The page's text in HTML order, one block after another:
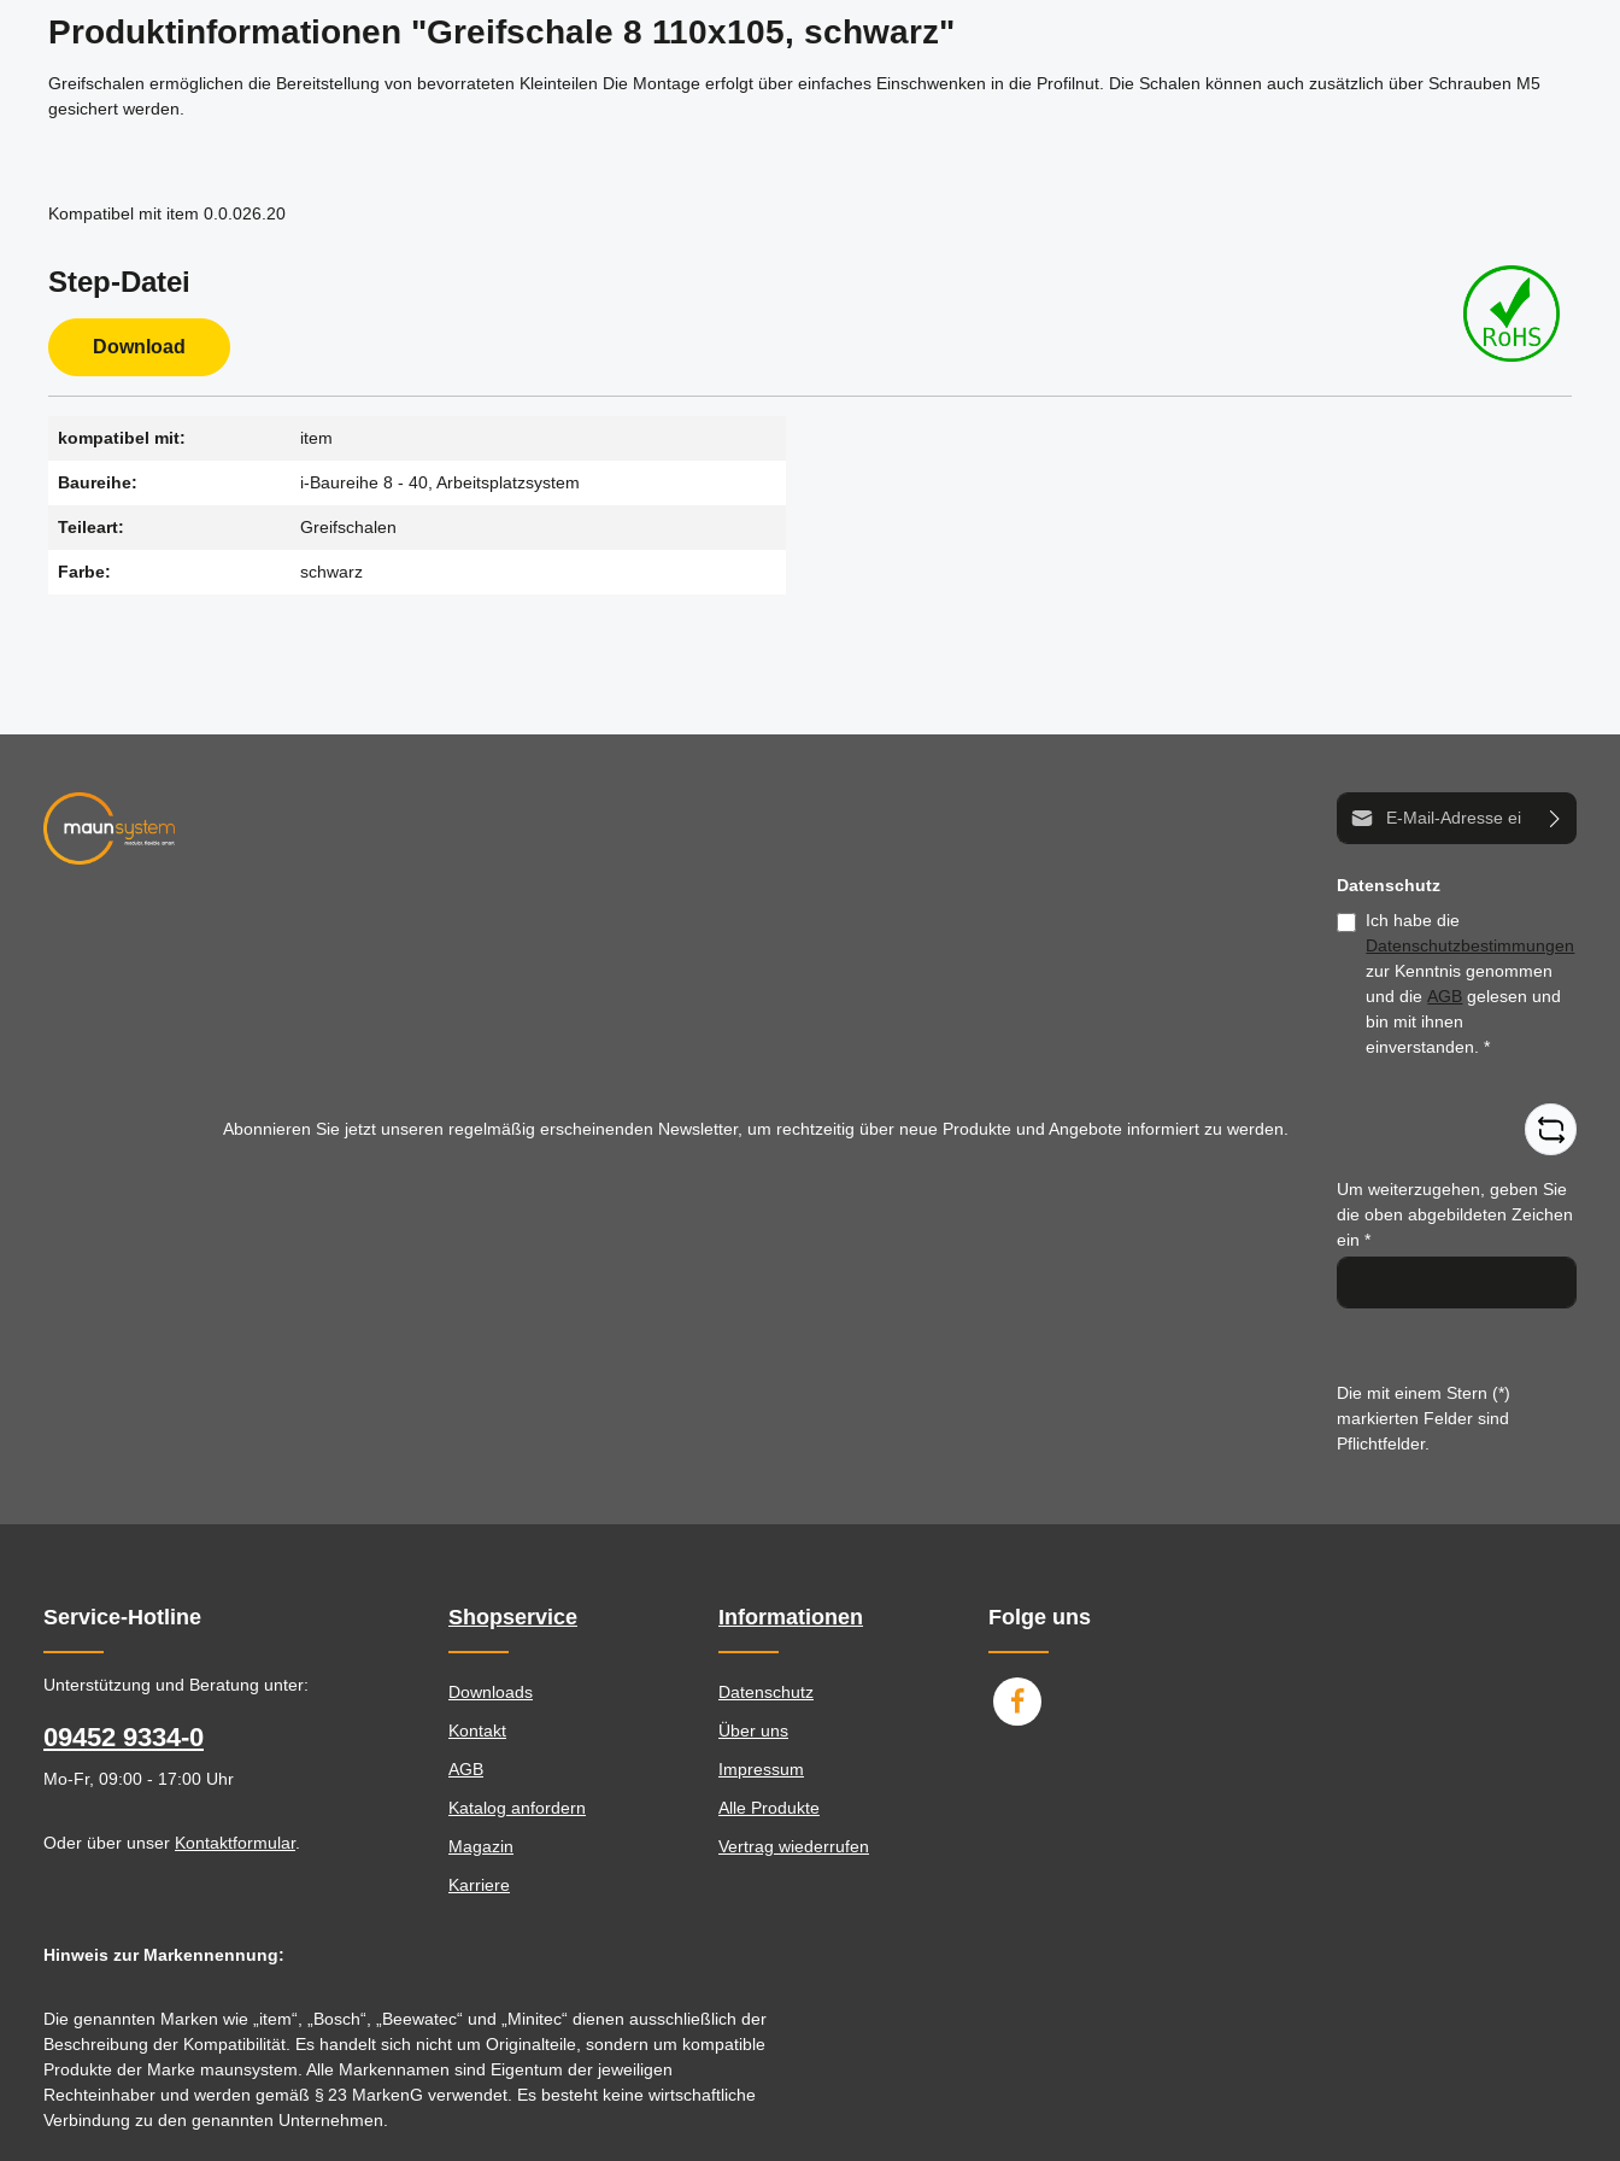
Produktinformationen "Greifschale 8 110x105, schwarz"
Greifschalen ermöglichen die Bereitstellung von bevorrateten Kleinteilen Die Montage erfolgt über einfaches Einschwenken in die Profilnut. Die Schalen können auch zusätzlich über Schrauben M5
gesichert werden.
Kompatibel mit item 0.0.026.20
Step-Datei
Download
kompatibel mit: item
Baureihe: i-Baureihe 8 - 40, Arbeitsplatzsystem
Teileart: Greifschalen
Farbe: schwarz
Abonnieren Sie jetzt unseren regelmäßig erscheinenden Newsletter, um rechtzeitig über neue Produkte und Angebote informiert zu werden.
E-Mail-Adresse*
Datenschutz
Ich habe die
Datenschutzbestimmungen
zur Kenntnis genommen
und dieAGB gelesen und
bin mit ihnen
einverstanden.*
Um weiterzugehen, geben Sie
die oben abgebildeten Zeichen
ein*
Die mit einem Stern (*)
markierten Felder sind
Pflichtfelder.
Service-Hotline
Unterstützung und Beratung unter:
09452 9334-0
Mo-Fr, 09:00 - 17:00 Uhr
Oder über unser Kontaktformular.
Shopservice
Downloads
Kontakt
AGB
Katalog anfordern
Magazin
Karriere
Informationen
Datenschutz
Über uns
Impressum
Alle Produkte
Vertrag wiederrufen
Folge uns
Hinweis zur Markennennung:
Die genannten Marken wie „item“, „Bosch“, „Beewatec“ und „Minitec“ dienen ausschließlich der
Beschreibung der Kompatibilität. Es handelt sich nicht um Originalteile, sondern um kompatible
Produkte der Marke maunsystem. Alle Markennamen sind Eigentum der jeweiligen
Rechteinhaber und werden gemäß § 23 MarkenG verwendet. Es besteht keine wirtschaftliche
Verbindung zu den genannten Unternehmen.